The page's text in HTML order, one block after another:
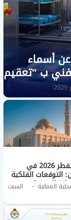
أسماء
فني ب
موعد عيد الفطر 2026 في
التوقعات الفلكية
الرسمية
العمانية
السبت